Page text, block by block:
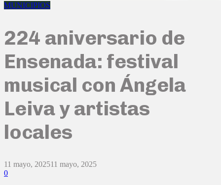
MUNICIPIOS
224 aniversario de
Ensenada: festival
musical con Ángela
Leiva y artistas
locales
11 mayo, 202511 mayo, 2025
0